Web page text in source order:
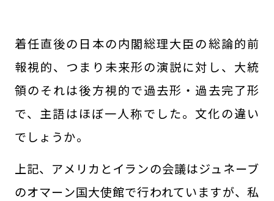
着任直後の日本の内閣総理大臣の総論的前
報視的、つまり未来形の演説に対し、大統
領のそれは後方視的で過去形・過去完了形
で、主語はほぼ一人称でした。文化の違い
でしょうか。
上記、アメリカとイランの会議はジュネーブ
のオマーン国大使館で行われていますが、私